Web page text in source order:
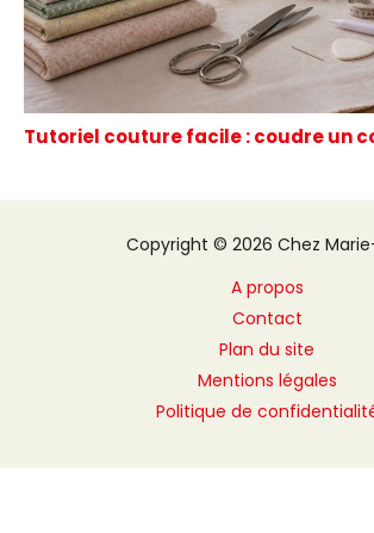
Tutoriel couture facile : coudre un
Copyright © 2026 Chez
A propos
Contact
Plan du site
Mentions légales
Politique de